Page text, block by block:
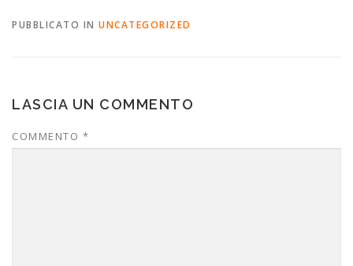
PUBBLICATO IN UNCATEGORIZED
LASCIA UN COMMENTO
COMMENTO *